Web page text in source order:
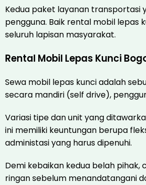
Kedua paket layanan transportasi
pengguna. Baik rental mobil lepas
seluruh lapisan masyarakat.
Rental Mobil Lepas Kunci
Sewa mobil lepas kunci adalah
secara mandiri (self drive),
Variasi tipe dan unit yang
ini memiliki keuntungan berupa
administasi yang harus dipenuhi.
Demi kebaikan kedua belah
ringan sebelum menandatangani